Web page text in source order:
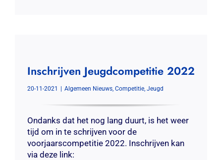
Inschrijven Jeugdcompetitie 2022
20-11-2021 | Algemeen Nieuws, Competitie, Jeugd
Ondanks dat het nog lang duurt, is het weer
tijd om in te schrijven voor de
voorjaarscompetitie 2022. Inschrijven kan
via deze link: